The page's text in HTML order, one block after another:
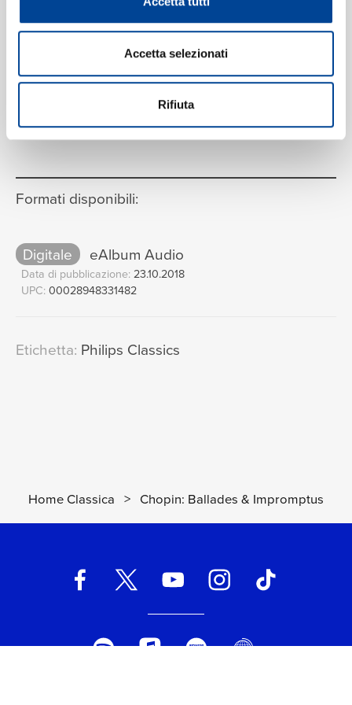
Accetta selezionati
Rifiuta
Formati disponibili:
Digitale eAlbum Audio
Data di pubblicazione: 23.10.2018
UPC: 00028948331482
Etichetta: Philips Classics
Home Classica > Chopin: Ballades & Impromptus